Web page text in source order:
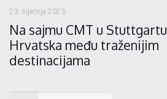
23. siječnja 2023.
Na sajmu CMT u Stuttgartu
Hrvatska među traženijim
destinacijama